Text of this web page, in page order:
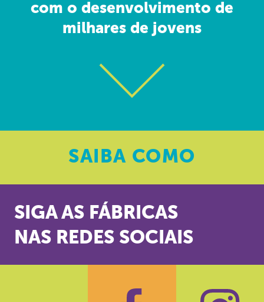
com o desenvolvimento de
milhares de jovens
SAIBA COMO
SIGA AS FÁBRICAS
NAS REDES SOCIAIS